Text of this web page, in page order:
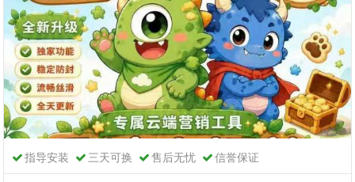
指导安装 三天可换 售后无忧 信誉保证